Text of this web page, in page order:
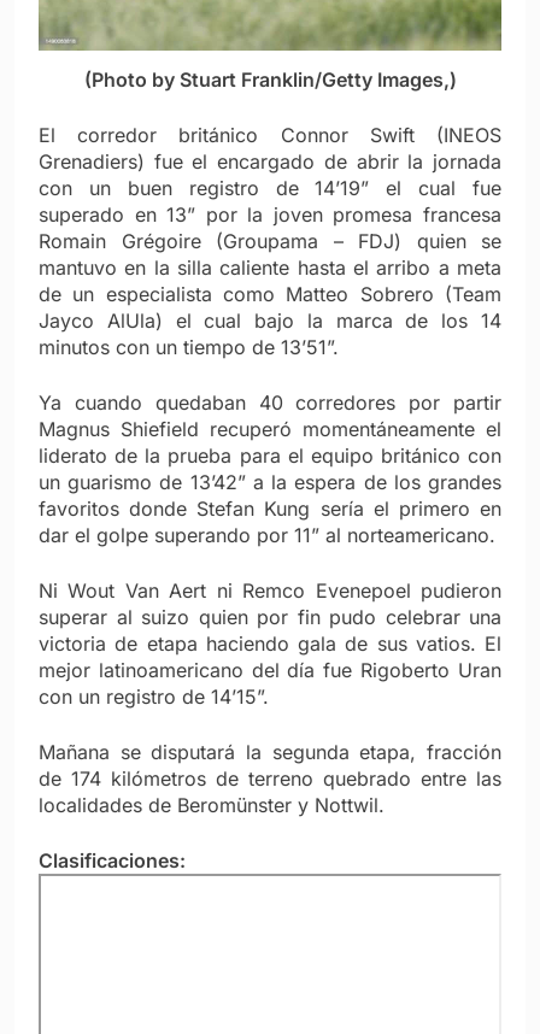
(Photo by Stuart Franklin/Getty Images,)
El corredor británico Connor Swift (INEOS
Grenadiers) fue el encargado de abrir la jornada
con un buen registro de 14’19” el cual fue
superado en 13” por la joven promesa francesa
Romain Grégoire (Groupama – FDJ) quien se
mantuvo en la silla caliente hasta el arribo a meta
de un especialista como Matteo Sobrero (Team
Jayco AlUla) el cual bajo la marca de los 14
minutos con un tiempo de 13’51”.
Ya cuando quedaban 40 corredores por partir
Magnus Shiefield recuperó momentáneamente el
liderato de la prueba para el equipo británico con
un guarismo de 13’42” a la espera de los grandes
favoritos donde Stefan Kung sería el primero en
dar el golpe superando por 11” al norteamericano.
Ni Wout Van Aert ni Remco Evenepoel pudieron
superar al suizo quien por fin pudo celebrar una
victoria de etapa haciendo gala de sus vatios. El
mejor latinoamericano del día fue Rigoberto Uran
con un registro de 14’15”.
Mañana se disputará la segunda etapa, fracción
de 174 kilómetros de terreno quebrado entre las
localidades de Beromünster y Nottwil.
Clasificaciones: